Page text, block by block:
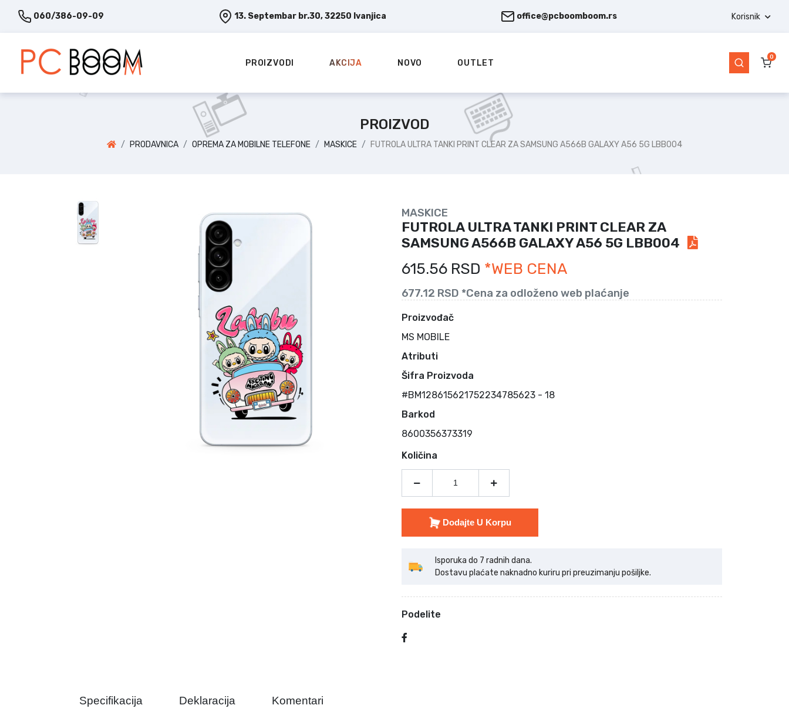
060/386-09-09 13. Septembar br.30, 32250 Ivanjica office@pcboomboom.rs Korisnik
PROIZVODI AKCIJA NOVO OUTLET
0
PROIZVOD
PRODAVNICA OPREMA ZA MOBILNE TELEFONE MASKICE FUTROLA ULTRA TANKI PRINT CLEAR ZA SAMSUNG A566B GALAXY A56 5G LBB004
MASKICE
FUTROLA ULTRA TANKI PRINT CLEAR ZA
SAMSUNG A566B GALAXY A56 5G LBB004
615.56 RSD *WEB CENA
677.12 RSD *Cena za odloženo web plaćanje
Proizvođač
MS MOBILE
Atributi
Šifra Proizvoda
#BM128615621752234785623 - 18
Barkod
8600356373319
Količina
Dodajte U Korpu
Isporuka do 7 radnih dana.
Dostavu plaćate naknadno kuriru pri preuzimanju pošiljke.
Podelite
Specifikacija Deklaracija Komentari